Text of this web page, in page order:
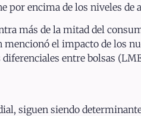
encima de los niveles de
más de la mitad del
el impacto de los
entre bolsas
siguen siendo